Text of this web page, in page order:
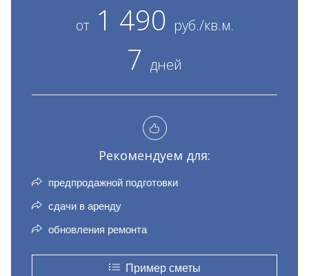
от1 490 руб./кв.м.
7 дней
Рекомендуем для:
предпродажной подготовки
сдачи в аренду
обновления ремонта
Пример сметы